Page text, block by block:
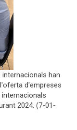
han
d'empreses
2024. (7-01-